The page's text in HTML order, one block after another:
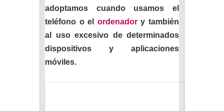
adoptamos cuando usamos el
teléfono o el ordenadory también
al uso excesivo de determinados
dispositivos y aplicaciones
móviles.